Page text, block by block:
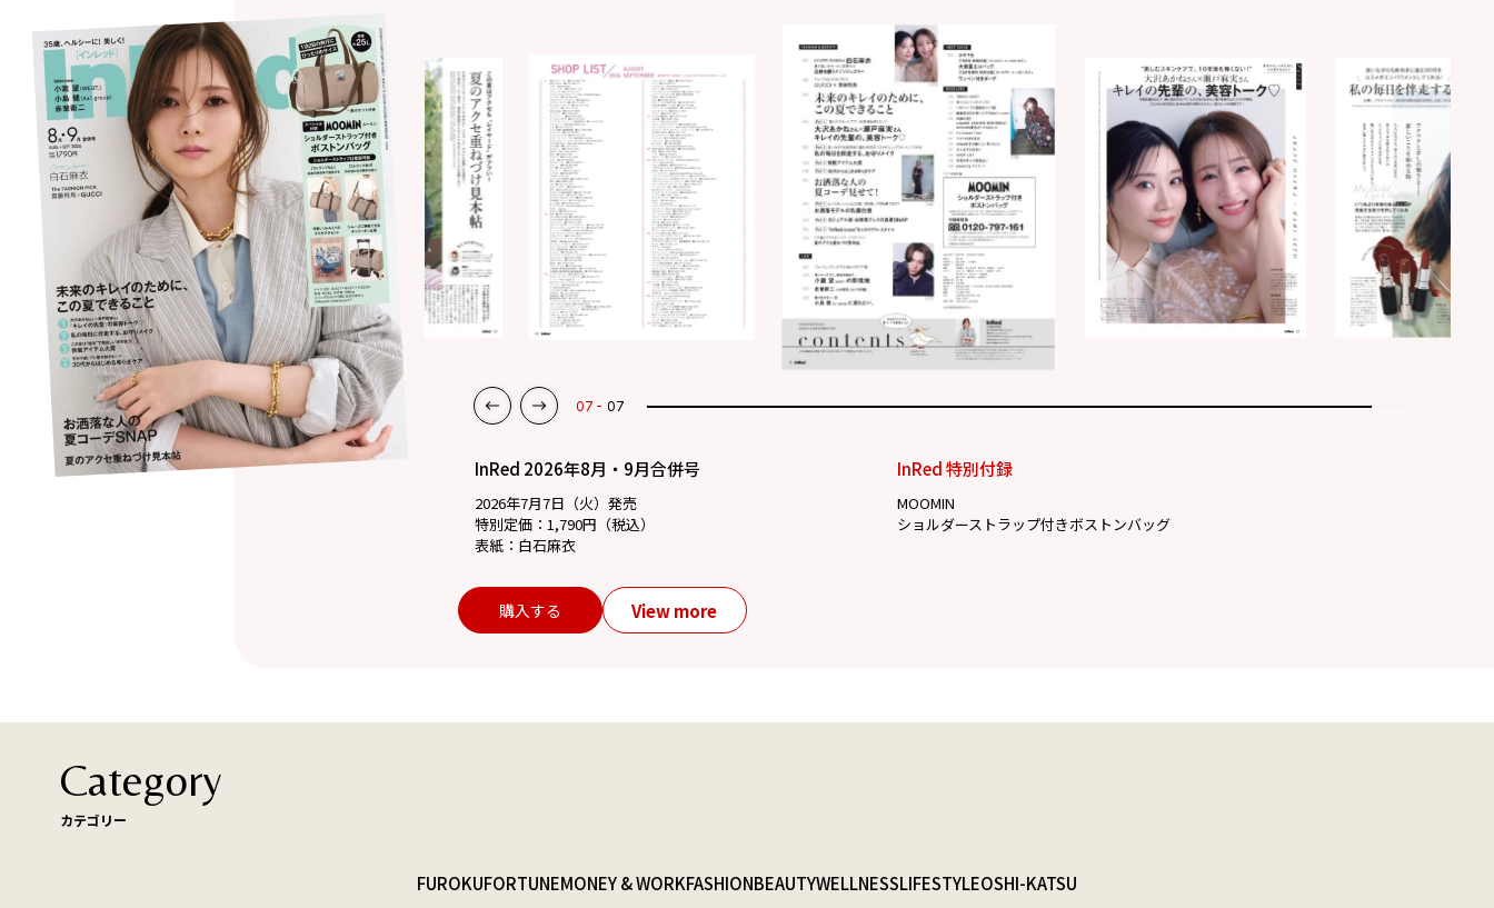
07 07
InRed 2026年8月・9月合併号
2026年7月7日（火）発売
特別定価：1,790円（税込）
表紙：白石麻衣
InRed 特別付録
MOOMIN
ショルダーストラップ付きボストンバッグ
購入する View more
Category
カテゴリー
FUROKUFORTUNEMONEY & WORKFASHIONBEAUTYWELLNESSLIFESTYLEOSHI-KATSU